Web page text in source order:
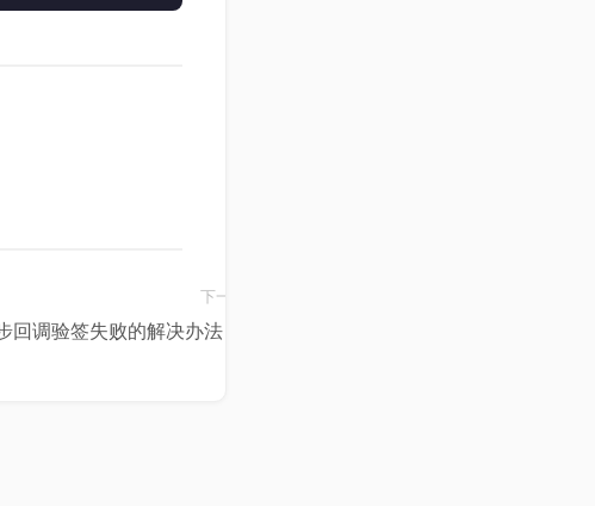
调验签失败的解决办法 →